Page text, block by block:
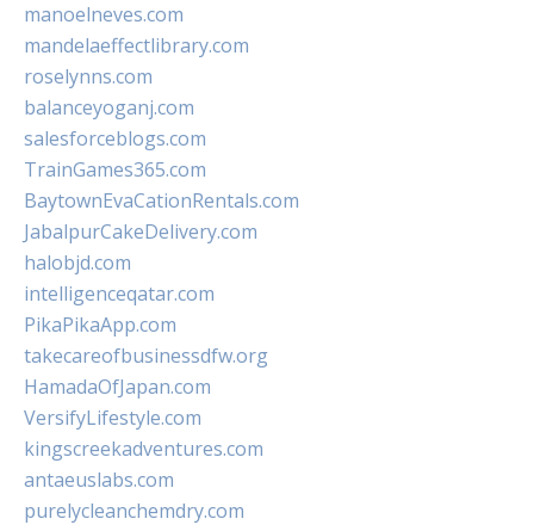
manoelneves.com
mandelaeffectlibrary.com
roselynns.com
balanceyoganj.com
salesforceblogs.com
TrainGames365.com
BaytownEvaCationRentals.com
JabalpurCakeDelivery.com
halobjd.com
intelligenceqatar.com
PikaPikaApp.com
takecareofbusinessdfw.org
HamadaOfJapan.com
VersifyLifestyle.com
kingscreekadventures.com
antaeuslabs.com
purelycleanchemdry.com